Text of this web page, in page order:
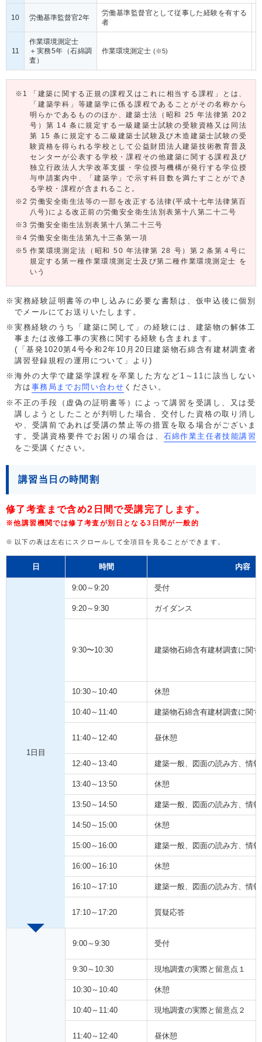
10 労働基準監督官2年
労働基準監督官として従事した経験を有する
者
11
作業環境測定士
＋実務5年（石綿調
査）
作業環境測定士 (※5)
「建築に関する正規の課程又はこれに相当する課程」とは、
「建築学科」等建築学に係る課程であることがその名称から
明らかであるもののほか、建築士法（昭和 25 年法律第 202
号）第 14 条に規定する一級建築士試験の受験資格又は同法
第 15 条に規定する二級建築士試験及び木造建築士試験の受
験資格を得られる学校として公益財団法人建築技術教育普及
センターが公表する学校・課程その他建築に関する課程及び
独立行政法人大学改革支援・学位授与機構が発行する学位授
与申請案内中、「建築学」で示す科目数を満たすことができ
る学校・課程が含まれること。
労働安全衛生法等の一部を改正する法律(平成十七年法律第百
八号)による改正前の労働安全衛生法別表第十八第二十二号
労働安全衛生法別表第十八第二十三号
労働安全衛生法第九十三条第一項
作業環境測定法（昭和 50 年法律第 28 号）第２条第４号に
規定する第一種作業環境測定士及び第二種作業環境測定士 を
いう
実務経験証明書等の申し込みに必要な書類は、仮申込後に個別
でメールにてお送りいたします。
実務経験のうち「建築に関して」の経験には、建築物の解体工
事または改修工事の実務に関する経験も含まれます。
(「基発1020第4号令和2年10月20日建築物石綿含有建材調査者
講習登録規程の運用について」より)
海外の大学で建築学課程を卒業した方など1～11に該当しない
方は 事務局までお問い合わせ ください。
不正の手段（虚偽の証明書等）によって講習を受講し、又は受
講しようとしたことが判明した場合、交付した資格の取り消し
や、受講前であれば受講の禁止等の措置を取る場合がございま
す。受講資格要件でお困りの場合は、 石綿作業主任者技能講習
をご受講ください。
講習当日の時間割
修了考査まで含め2日間で受講完了します。
※他講習機関では修了考査が別日となる3日間が一般的
以下の表は左右にスクロールして全項目を見ることができます。
日 時間 内容
1日目
9:00～9:20 受付
9:20～9:30 ガイダンス
9:30〜10:30 建築物石綿含有建材調査に関
10:30～10:40 休憩
10:40～11:40 建築物石綿含有建材調査に関
11:40～12:40 昼休憩
12:40～13:40 建築一般、図面の読み方、情
13:40～13:50 休憩
13:50～14:50 建築一般、図面の読み方、情
14:50～15:00 休憩
15:00～16:00 建築一般、図面の読み方、情
16:00～16:10 休憩
16:10～17:10 建築一般、図面の読み方、情
17:10～17:20 質疑応答
9:00～9:30 受付
9:30～10:30 現地調査の実際と留意点１
10:30～10:40 休憩
10:40～11:40 現地調査の実際と留意点２
11:40～12:40 昼休憩